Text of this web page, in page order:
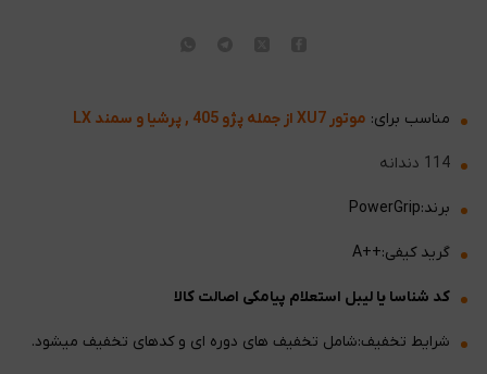
مناسب برای: موتور XU7 از جمله پژو 405 , پرشیا و سمند LX
114 دندانه
برند:PowerGrip
گرید کیفی:++A
کد شناسا یا لیبل استعلام پیامکی اصالت کالا
شرایط تخفیف:شامل تخفیف های دوره ای و کدهای تخفیف میشود.